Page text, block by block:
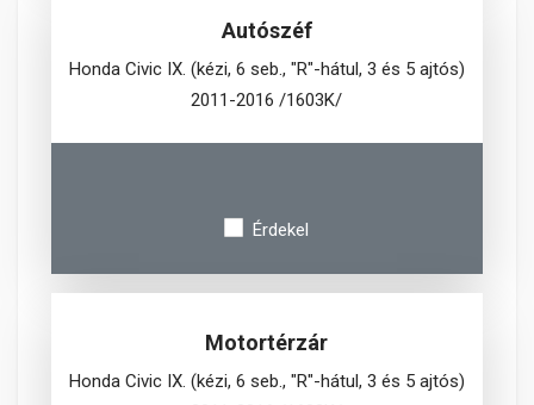
Autószéf
Honda Civic IX. (kézi, 6 seb., "R"-hátul, 3 és 5 ajtós)
2011-2016 /1603K/
Érdekel
Motortérzár
Honda Civic IX. (kézi, 6 seb., "R"-hátul, 3 és 5 ajtós)